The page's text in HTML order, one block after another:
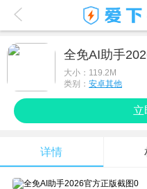
应
最
手
全免AI助手
大小： 119.2M
类别： 安卓其他
立
详情